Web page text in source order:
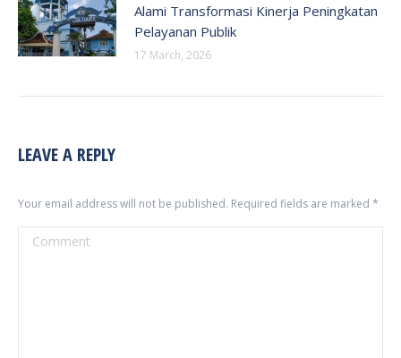
Alami Transformasi Kinerja Peningkatan
Pelayanan Publik
17 March, 2026
LEAVE A REPLY
Your email address will not be published. Required fields are marked *
Comment